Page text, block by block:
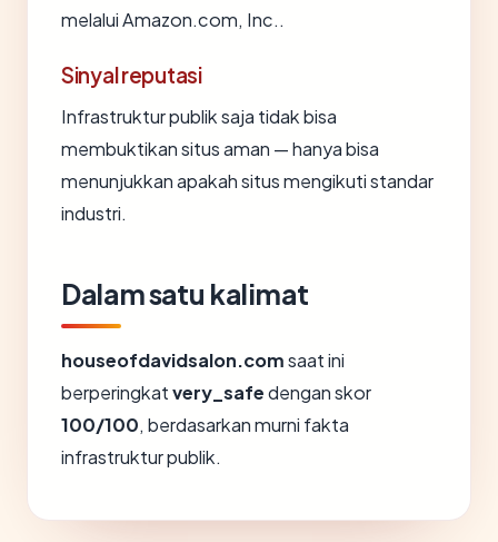
melalui Amazon.com, Inc..
Sinyal reputasi
Infrastruktur publik saja tidak bisa
membuktikan situs aman — hanya bisa
menunjukkan apakah situs mengikuti standar
industri.
Dalam satu kalimat
houseofdavidsalon.comsaat ini
berperingkatvery_safedengan skor
100/100, berdasarkan murni fakta
infrastruktur publik.